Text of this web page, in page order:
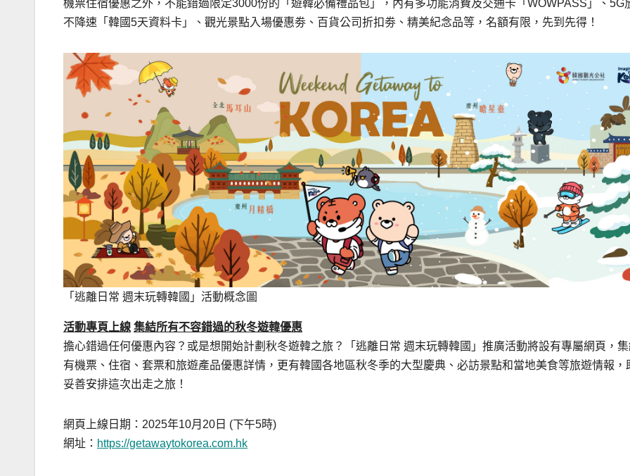
機票住宿優惠之外，不能錯過限定3000份的「遊韓必備禮品包」，內有多功能消費及交通卡「WOWPASS」、5G
不降速「韓國5天資料卡」、觀光景點入場優惠劵、百貨公司折扣劵、精美紀念品等，名額有限，先到先得！
「逃離日常 週末玩轉韓國」活動概念圖
活動專頁上線 集結所有不容錯過的秋冬遊韓優惠
擔心錯過任何優惠內容？或是想開始計劃秋冬遊韓之旅？「逃離日常 週末玩轉韓國」推廣活動將設有專屬網頁，
有機票、住宿、套票和旅遊產品優惠詳情，更有韓國各地區秋冬季的大型慶典、必訪景點和當地美食等旅遊情報，
妥善安排這次出走之旅！
網頁上線日期：2025年10月20日 (下午5時)
網址： https://getawaytokorea.com.hk